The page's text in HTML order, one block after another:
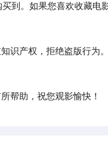
到。如果您喜欢收藏电
识产权，拒绝盗版行为
帮助，祝您观影愉快！